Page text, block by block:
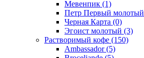
Мевенпик (1)
Петр Первый молотый
Черная Карта (0)
Эгоист молотый (3)
Растворимый кофе (150)
Ambassador(5)